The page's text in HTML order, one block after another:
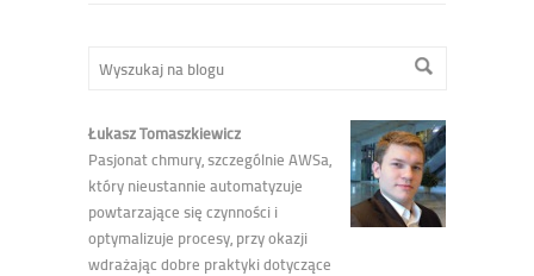
Łukasz Tomaszkiewicz
Pasjonat chmury, szczególnie AWSa,
który nieustannie automatyzuje
powtarzające się czynności i
optymalizuje procesy, przy okazji
wdrażając dobre praktyki dotyczące